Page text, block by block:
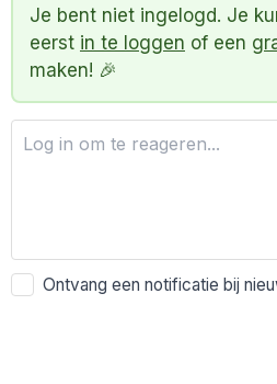
Je bent niet ingelogd. Je
eerst in te loggen of een
maken! 🎉
Ontvang een notificatie bij